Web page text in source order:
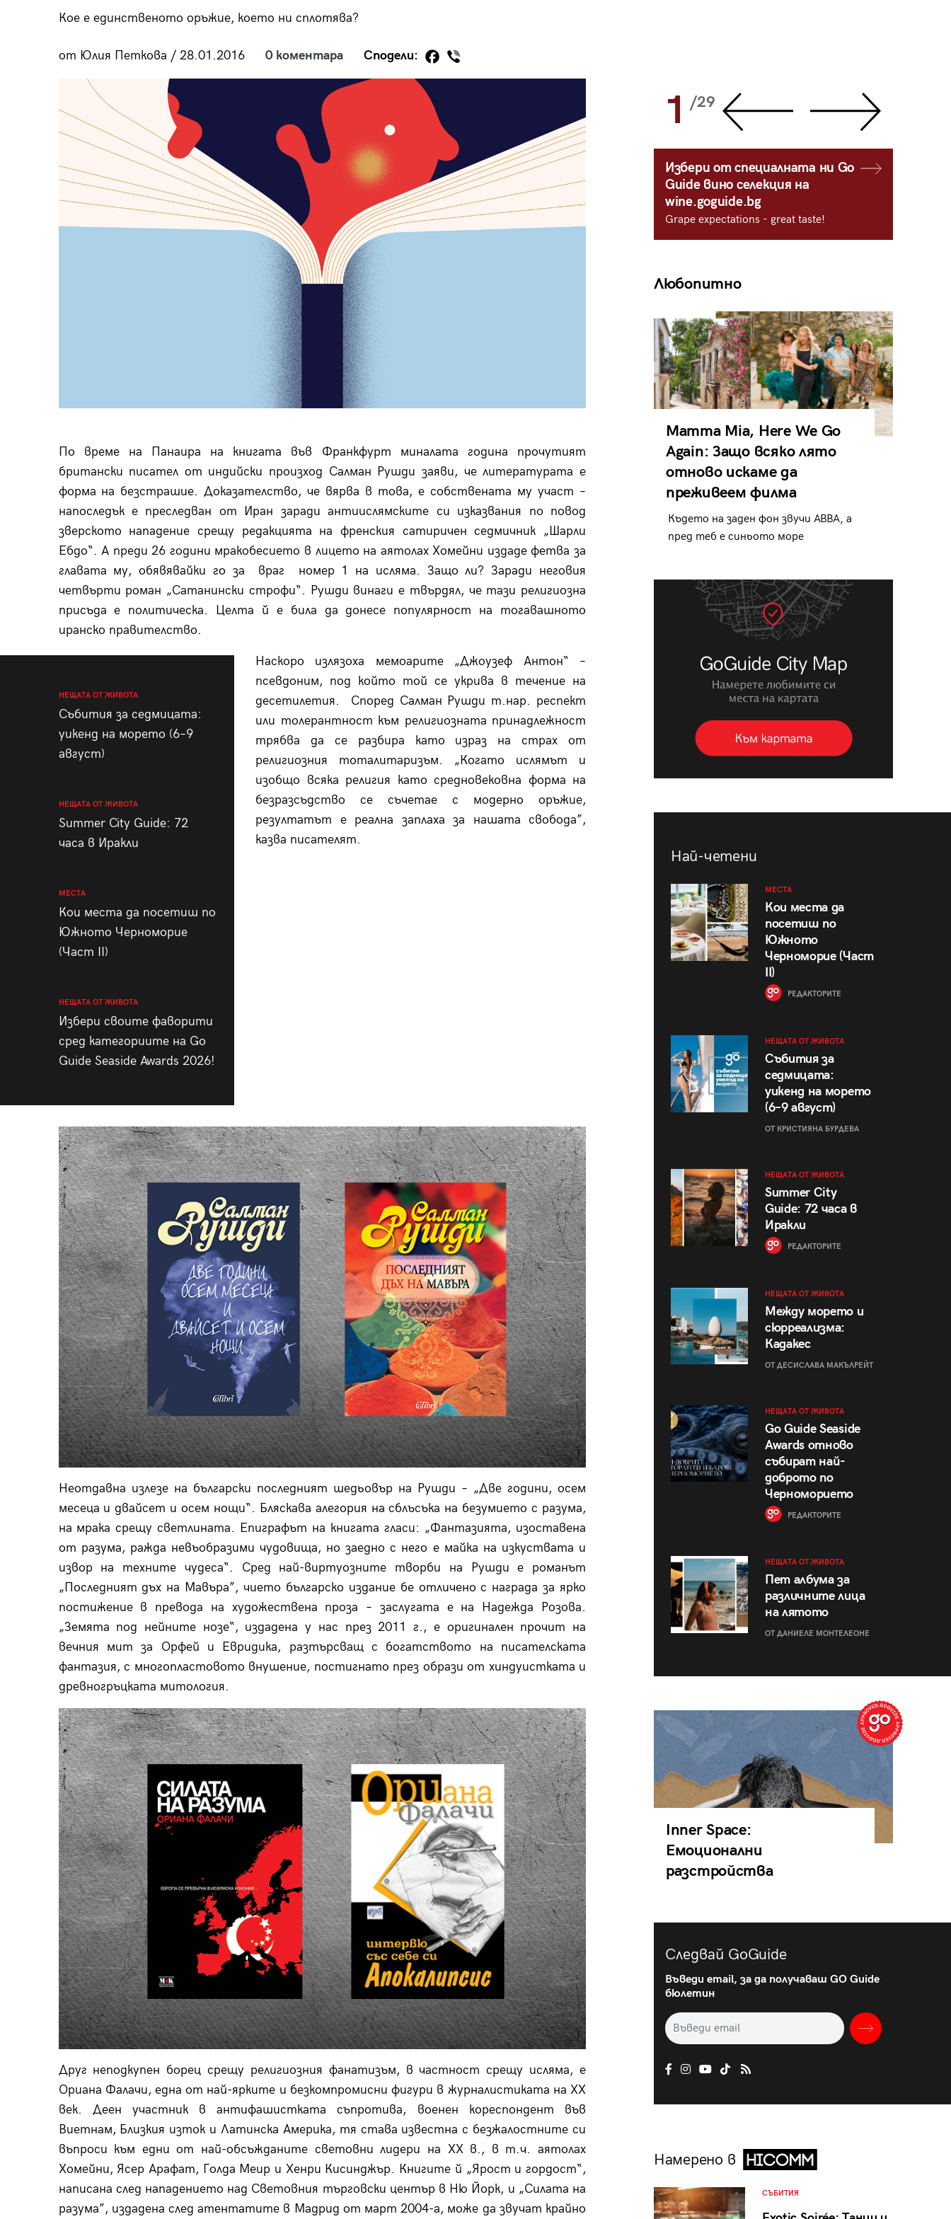
Кое е единственото оръжие, което ни сплотява?
от Юлия Петкова / 28.01.2016 0 коментара Сподели:
По време на Панаира на книгата във Франкфурт миналата година прочутият
британски писател от индийски произход Салман Рушди заяви, че литературата е
форма на безстрашие. Доказателство, че вярва в това, е собствената му участ –
напоследък е преследван от Иран заради антиислямските си изказвания по повод
зверското нападение срещу редакцията на френския сатиричен седмичник „Шарли
Ебдо“. А преди 26 години мракобесието в лицето на аятолах Хомейни издаде фетва за
главата му, обявявайки го за враг номер 1 на исляма. Защо ли? Заради неговия
четвърти роман „Сатанински строфи“. Рушди винаги е твърдял, че тази религиозна
присъда е политическа. Целта й е била да донесе популярност на тогавашното
иранско правителство.
НЕЩАТА ОТ ЖИВОТА
Събития за седмицата:
уикенд на морето (6–9
август)
НЕЩАТА ОТ ЖИВОТА
Summer City Guide: 72
часа в Иракли
МЕСТА
Кои места да посетиш по
Южното Черноморие
(Част II)
НЕЩАТА ОТ ЖИВОТА
Избери своите фаворити
сред категориите на Go
Guide Seaside Awards 2026!
Наскоро излязоха мемоарите „Джоузеф Антон“ –
псевдоним, под който той се укрива в течение на
десетилетия. Според Салман Рушди т.нар. респект
или толерантност към религиозната принадлежност
трябва да се разбира като израз на страх от
религиозния тоталитаризъм. „Когато ислямът и
изобщо всяка религия като средновековна форма на
безразсъдство се съчетае с модерно оръжие,
резултатът е реална заплаха за нашата свобода”,
казва писателят.
Неотдавна излезе на български последният шедьовър на Рушди – „Две години, осем
месеца и двайсет и осем нощи“. Бляскава алегория на сблъсъка на безумието с разума,
на мрака срещу светлината. Епиграфът на книгата гласи: „Фантазията, изоставена
от разума, ражда невъобразими чудовища, но заедно с него е майка на изкуствата и
извор на техните чудеса“. Сред най-виртуозните творби на Рушди е романът
„Последният дъх на Мавъра”, чието българско издание бе отличено с награда за ярко
постижение в превода на художествена проза – заслугата е на Надежда Розова.
„Земята под нейните нозе“, издадена у нас през 2011 г., е оригинален прочит на
вечния мит за Орфей и Евридика, разтърсващ с богатството на писателската
фантазия, с многопластовото внушение, постигнато през образи от хиндуистката и
древногръцката митология.
Друг неподкупен борец срещу религиозния фанатизъм, в частност срещу исляма, е
Ориана Фалачи, една от най-ярките и безкомпромисни фигури в журналистиката на XX
век. Деен участник в антифашистката съпротива, военен кореспондент във
Виетнам, Близкия изток и Латинска Америка, тя става известна с безжалостните си
въпроси към едни от най-обсъжданите световни лидери на XX в., в т.ч. аятолах
Хомейни, Ясер Арафат, Голда Меир и Хенри Кисинджър. Книгите й „Ярост и гордост“,
написана след нападението над Световния търговски център в Ню Йорк, и „Силата на
разума”, издадена след атентатите в Мадрид от март 2004-а, може да звучат крайно
28 29 1 /29
Избери от специалната ни Go
Guide вино селекция на
wine.goguide.bg
Grape expectations - great taste!
Любопитно
Mamma Mia, Here We Go
Again: Защо всяко лято
отново искаме да
преживеем филма
Където на заден фон звучи ABBA, а
пред теб е синьото море
Най-четени
МЕСТА
Кои места да
посетиш по
Южното
Черноморие (Част
II)
РЕДАКТОРИТЕ
НЕЩАТА ОТ ЖИВОТА
Събития за
седмицата:
уикенд на морето
(6–9 август)
ОТ КРИСТИЯНА БУРДЕВА
НЕЩАТА ОТ ЖИВОТА
Summer City
Guide: 72 часа в
Иракли
РЕДАКТОРИТЕ
НЕЩАТА ОТ ЖИВОТА
Между морето и
сюрреализма:
Кадакес
ОТ ДЕСИСЛАВА МАКЪЛРЕЙТ
НЕЩАТА ОТ ЖИВОТА
Go Guide Seaside
Awards отново
събират най-
доброто по
Черноморието
РЕДАКТОРИТЕ
НЕЩАТА ОТ ЖИВОТА
Пет албума за
различните лица
на лятото
ОТ ДАНИЕЛЕ МОНТЕЛЕОНЕ
Inner Space:
Емоционални
разстройства
Следвай GoGuide
Въведи email, за да получаваш GO Guide
бюлетин
Намерено в
СЪБИТИЯ